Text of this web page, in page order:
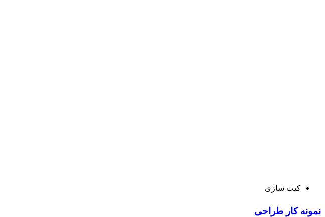
کیت سازی
نمونه کار طراحی